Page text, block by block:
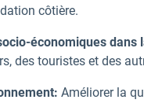
côtière.
économiques dans
des touristes et des
Améliorer la